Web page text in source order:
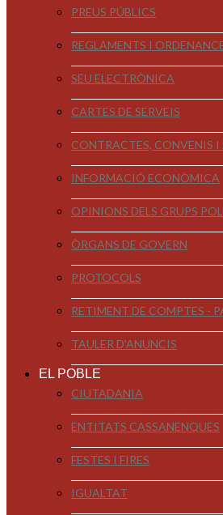
PREUS PÚBLICS
REGLAMENTS I
SEU ELECTRÒNICA
CARTES DE SERVEIS
CONTRACTES, CONVENIS I
INFORMACIÓ ECONÒMICA
OPINIONS DELS GRUPS
ÒRGANS DE GOVERN
PROTOCOLS
RETIMENT DE COMPTES -
TAULER D'ANUNCIS
EL POBLE
CIUTADANIA
ENTITATS CASSANENQUES
FESTES I FIRES
IGUALTAT